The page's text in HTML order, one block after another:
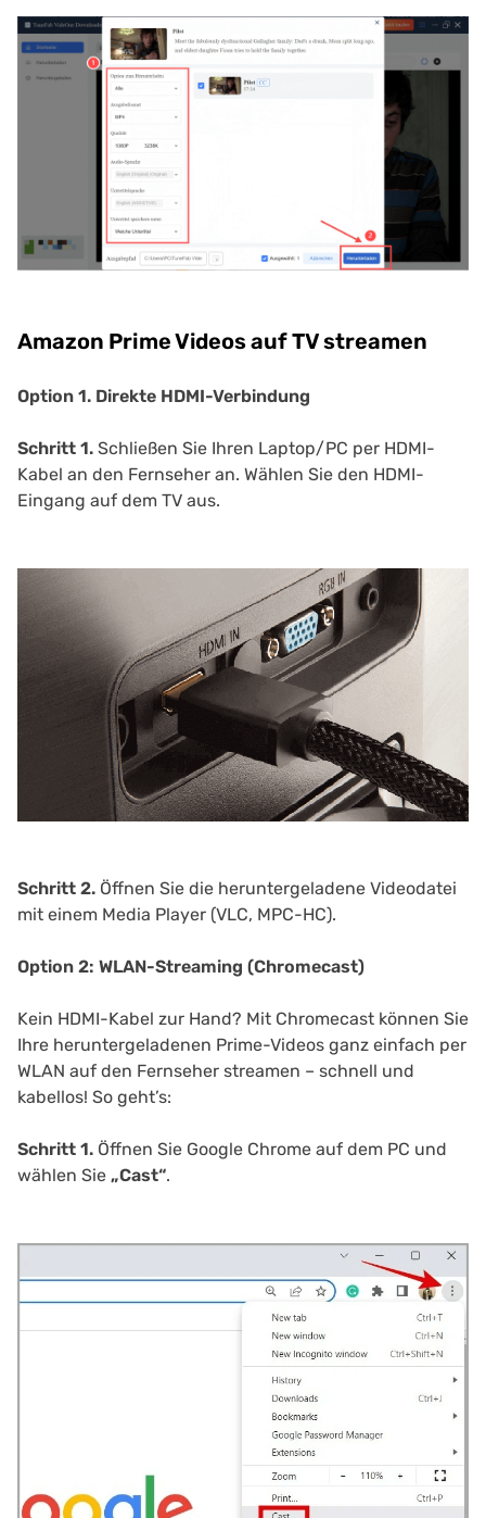
Amazon Prime Videos auf TV streamen
Option 1. Direkte HDMI-Verbindung
Schritt 1. Schließen Sie Ihren Laptop/PC per HDMI-
Kabel an den Fernseher an. Wählen Sie den HDMI-
Eingang auf dem TV aus.
Schritt 2. Öffnen Sie die heruntergeladene Videodatei
mit einem Media Player (VLC, MPC-HC).
Option 2: WLAN-Streaming (Chromecast)
Kein HDMI-Kabel zur Hand? Mit Chromecast können Sie
Ihre heruntergeladenen Prime-Videos ganz einfach per
WLAN auf den Fernseher streamen – schnell und
kabellos! So geht’s:
Schritt 1. Öffnen Sie Google Chrome auf dem PC und
wählen Sie „Cast“.